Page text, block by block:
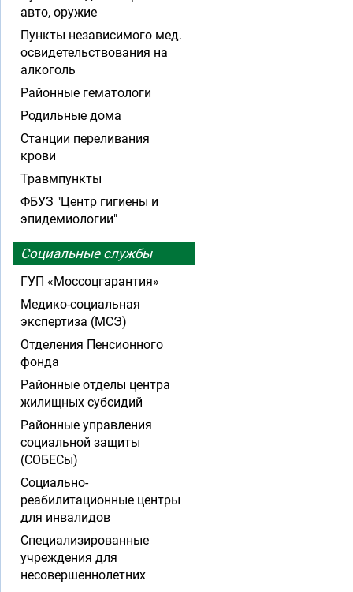
авто, оружие
Пункты независимого мед.
освидетельствования на
алкоголь
Районные гематологи
Родильные дома
Станции переливания
крови
Травмпункты
ФБУЗ "Центр гигиены и
эпидемиологии"
Социальные службы
ГУП «Моссоцгарантия»
Медико-социальная
экспертиза (МСЭ)
Отделения Пенсионного
фонда
Районные отделы центра
жилищных субсидий
Районные управления
социальной защиты
(СОБЕСы)
Социально-
реабилитационные центры
для инвалидов
Специализированные
учреждения для
несовершеннолетних